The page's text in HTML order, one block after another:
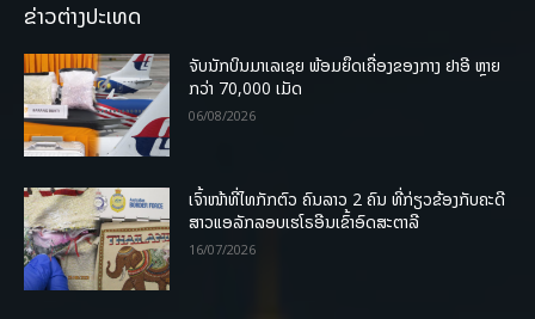
ຂ່າວຕ່າງປະເທດ
ຈັບນັກບິນມາເລເຊຍ ພ້ອມຍຶດເຄື່ອງຂອງກາງ ຢາອີ ຫຼາຍ
ກວ່າ 70,000 ເມັດ
06/08/2026
ເຈົ້າໜ້າທີ່ໄທກັກຕົວ ຄົນລາວ 2 ຄົນ ທີ່ກ່ຽວຂ້ອງກັບຄະດີ
ສາວແອລັກລອບເຮໂຣອີນເຂົ້າອົດສະຕາລີ
16/07/2026